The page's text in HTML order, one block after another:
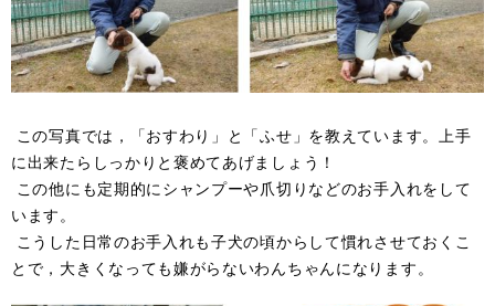
この写真では，「おすわり」と「ふせ」を教えています。上手
に出来たらしっかりと褒めてあげましょう！
この他にも定期的にシャンプーや爪切りなどのお手入れをして
います。
こうした日常のお手入れも子犬の頃からして慣れさせておくこ
とで，大きくなっても嫌がらないわんちゃんになります。